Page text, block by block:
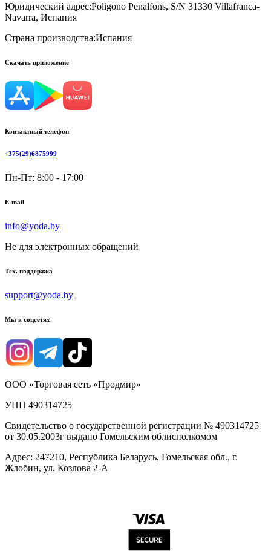
Юридический адрес:Poligono Penalfons, S/N 31330 Villafranca-
Navarra, Испания
Страна производства:Испания
Скачать приложение
Контактный телефон
+375(29)6875999
Пн-Пт: 8:00 - 17:00
E-mail
info@yoda.by
Не для электронных обращений
Тех. поддержка
support@yoda.by
Мы в соцсетях
ООО «Торговая сеть «Продмир»
УНП 490314725
Свидетельство о государственной регистрации № 490314725
от 30.05.2003г выдано Гомельским облисполкомом
Адрес: 247210, Республика Беларусь, Гомельская обл., г.
Жлобин, ул. Козлова 2-А